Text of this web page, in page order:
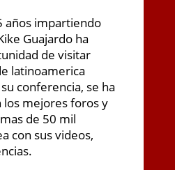
años impartiendo
Guajardo ha
de visitar
latinoamerica
conferencia, se ha
los mejores foros y
de 50 mil
con sus videos,